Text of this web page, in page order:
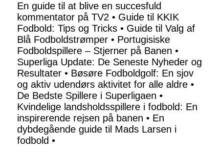
En guide til at blive en succesfuld
kommentator på TV2 • Guide til KKIK
Fodbold: Tips og Tricks • Guide til Valg af
Blå Fodboldstrømper • Portugisiske
Fodboldspillere – Stjerner på Banen •
Superliga Update: De Seneste Nyheder og
Resultater • Bøsøre Fodboldgolf: En sjov
og aktiv udendørs aktivitet for alle aldre •
De Bedste Spillere i Superligaen •
Kvindelige landsholdsspillere i fodbold: En
inspirerende rejsen på banen • En
dybdegående guide til Mads Larsen i
fodbold •